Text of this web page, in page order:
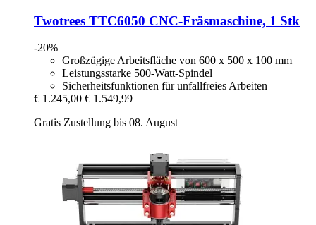
Twotrees TTC6050 CNC-​Fräsmaschine, 1 Stk
-20%
Großzügige Arbeitsfläche von 600 x 500 x 100 mm
Leistungsstarke 500-Watt-Spindel
Sicherheitsfunktionen für unfallfreies Arbeiten
€ 1.245,00 € 1.549,99
Gratis Zustellung bis 08. August